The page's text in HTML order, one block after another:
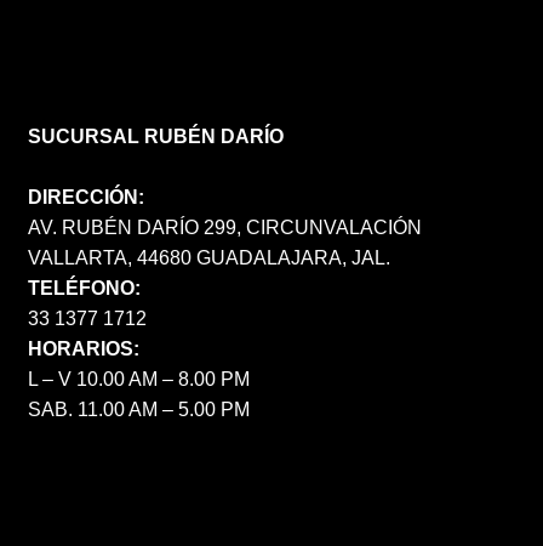
SUCURSAL RUBÉN DARÍO
DIRECCIÓN:
AV. RUBÉN DARÍO 299, CIRCUNVALACIÓN
VALLARTA, 44680 GUADALAJARA, JAL.
TELÉFONO:
33 1377 1712
HORARIOS:
L – V 10.00 AM – 8.00 PM
SAB. 11.00 AM – 5.00 PM